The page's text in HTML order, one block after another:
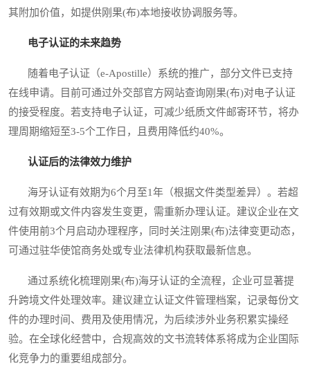
其附加价值，如提供刚果(布)本地接收协调服务等。
电子认证的未来趋势
随着电子认证（e-Apostille）系统的推广，部分文件已支持
在线申请。目前可通过外交部官方网站查询刚果(布)对电子认证
的接受程度。若支持电子认证，可减少纸质文件邮寄环节，将办
理周期缩短至3-5个工作日，且费用降低约40%。
认证后的法律效力维护
海牙认证有效期为6个月至1年（根据文件类型差异）。若超
过有效期或文件内容发生变更，需重新办理认证。建议企业在文
件使用前3个月启动办理程序，同时关注刚果(布)法律变更动态，
可通过驻华使馆商务处或专业法律机构获取最新信息。
通过系统化梳理刚果(布)海牙认证的全流程，企业可显著提
升跨境文件处理效率。建议建立认证文件管理档案，记录每份文
件的办理时间、费用及使用情况，为后续涉外业务积累实操经
验。在全球化经营中，合规高效的文书流转体系将成为企业国际
化竞争力的重要组成部分。